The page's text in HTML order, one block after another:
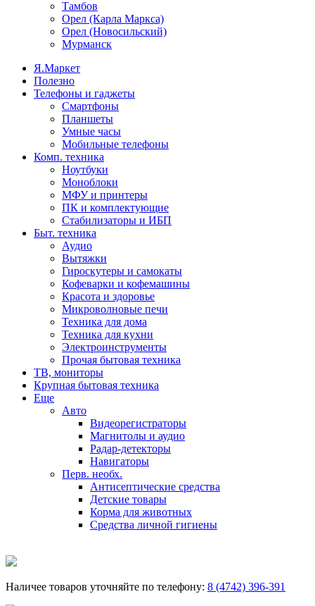
Тамбов
Орел (Карла Маркса)
Орел (Новосильский)
Мурманск
Я.Маркет
Полезно
Телефоны и гаджеты
Смартфоны
Планшеты
Умные часы
Мобильные телефоны
Комп. техника
Ноутбуки
Моноблоки
МФУ и принтеры
ПК и комплектующие
Стабилизаторы и ИБП
Быт. техника
Аудио
Вытяжки
Гироскутеры и самокаты
Кофеварки и кофемашины
Красота и здоровье
Микроволновые печи
Техника для дома
Техника для кухни
Электроинструменты
Прочая бытовая техника
ТВ, мониторы
Крупная бытовая техника
Еще
Авто
Видеорегистраторы
Магнитолы и аудио
Радар-детекторы
Навигаторы
Перв. необх.
Антисептические средства
Детские товары
Корма для животных
Средства личной гигиены
Наличее товаров уточняйте по телефону: 8 (4742) 396-391